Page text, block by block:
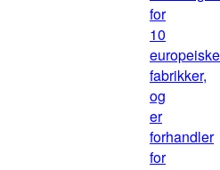
for
10
europeiske
fabrikker,
og
er
forhandler
for